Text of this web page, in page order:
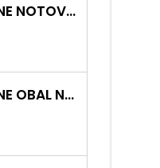
PROLINE NOTOVÝ PULT ODLEHČENÝ
PROLINE OBAL NA KLASICKOU KYTARU S 5 MM POLSTROVÁNÍM